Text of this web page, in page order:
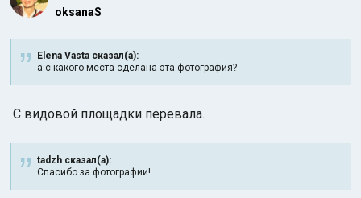
oksanaS
Elena Vasta сказал(а):
а с какого места сделана эта фотография?
С видовой площадки перевала.
tadzh сказал(а):
Спасибо за фотографии!